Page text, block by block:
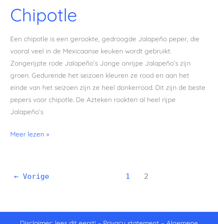
Chipotle
Een chipotle is een gerookte, gedroogde Jalapeño peper, die
vooral veel in de Mexicaanse keuken wordt gebruikt.
Zongerijpte rode Jalapeño’s Jonge onrijpe Jalapeño’s zijn
groen. Gedurende het seizoen kleuren ze rood en aan het
einde van het seizoen zijn ze heel donkerrood. Dit zijn de beste
pepers voor chipotle. De Azteken rookten al heel rijpe
Jalapeño’s
Meer lezen »
← Vorige 1 2